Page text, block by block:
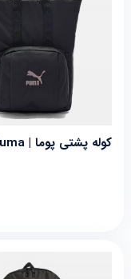
کوله پشتی پوما | Puma